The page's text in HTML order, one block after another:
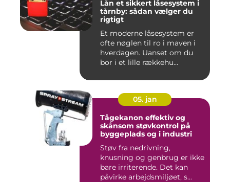
Lån et sikkert låsesystem i
tårnby: sådan vælger du
rigtigt
Et moderne låsesystem er
ofte nøglen til ro i maven i
hverdagen. Uanset om du
bor i et lille rækkehu...
05. jan
Tågekanon effektiv og
skånsom støvkontrol på
byggeplads og i industri
Støv fra nedrivning,
knusning og genbrug er ikke
bare irriterende. Det kan
påvirke arbejdsmiljøet, s...